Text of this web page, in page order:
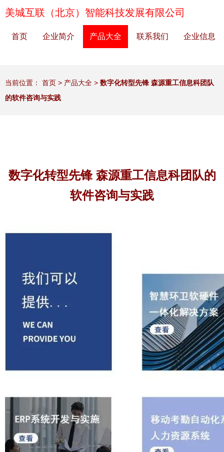
美城互联（北京）智能科技发展有限公司
首页 企业简介 产品大全 联系我们 企业信息
当前位置： 首页 > 产品大全 > 数字化转型先锋 森源重工信息科团队
的软件咨询与实践
数字化转型先锋 森源重工信息科团队的
软件咨询与实践